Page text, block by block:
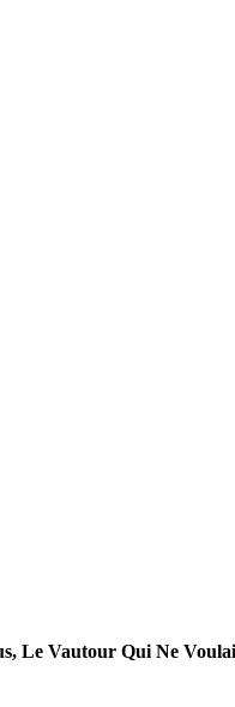
Le Vautour Qui Ne